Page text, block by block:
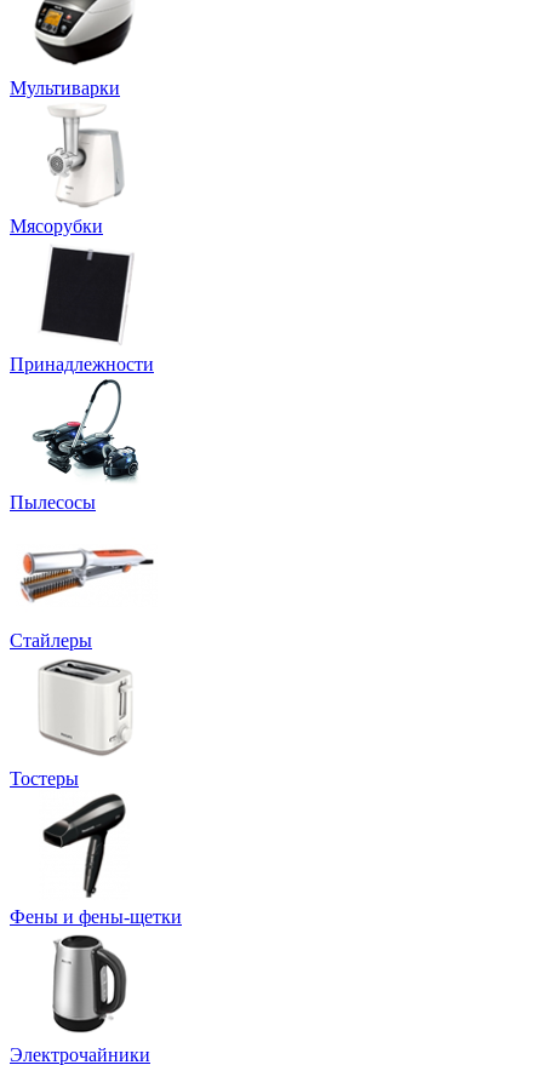
Мультиварки
Мясорубки
Принадлежности
Пылесосы
Стайлеры
Тостеры
Фены и фены-щетки
Электрочайники